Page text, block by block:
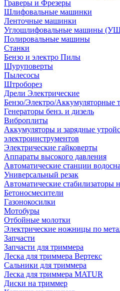
Граверы и Фрезеры
Шлифовальные машинки
Ленточные машинки
Углошлифовальные машины
Полировальные машины
Станки
Бензо и электро Пилы
Шуруповерты
Пылесосы
Штроборез
Дрели Электрические
Бензо/Электро/Аккумуляторные
Генераторы бенз. и дизель
Виброплиты
Аккумуляторы и зарядные
электроинструментов
Электрические гайковерты
Аппараты высокого давления
Автоматические станции
Универсальный резак
Автоматические стабилизаторы
Бетоносмесители
Газонокосилки
Мотобуры
Отбойные молотки
Электрические ножницы по
Запчасти
Запчасти для триммера
Леска для триммера Вертекс
Сальники для триммера
Леска для триммера MATUR
Диски на триммер